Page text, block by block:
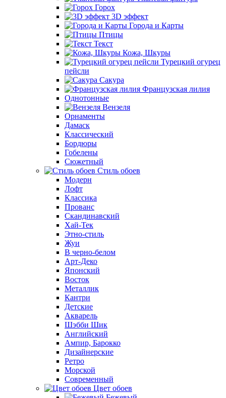
Горох
3D эффект
Города и Карты
Птицы
Текст
Кожа, Шкуры
Турецкий огурец
пейсли
Сакура
Французская лилия
Однотонные
Вензеля
Орнаменты
Дамаск
Классический
Бордюры
Гобелены
Сюжетный
Стиль обоев
Модерн
Лофт
Классика
Прованс
Скандинавский
Хай-Тек
Этно-стиль
Жуи
В черно-белом
Арт-Деко
Японский
Восток
Металлик
Кантри
Детские
Акварель
Шэбби Шик
Английский
Ампир, Барокко
Дизайнерские
Ретро
Морской
Современный
Цвет обоев